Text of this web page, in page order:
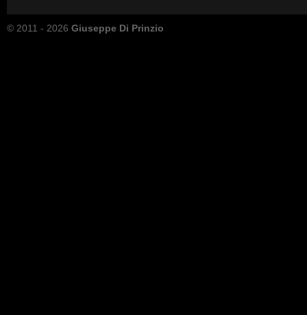
© 2011 - 2026 Giuseppe Di Prinzio